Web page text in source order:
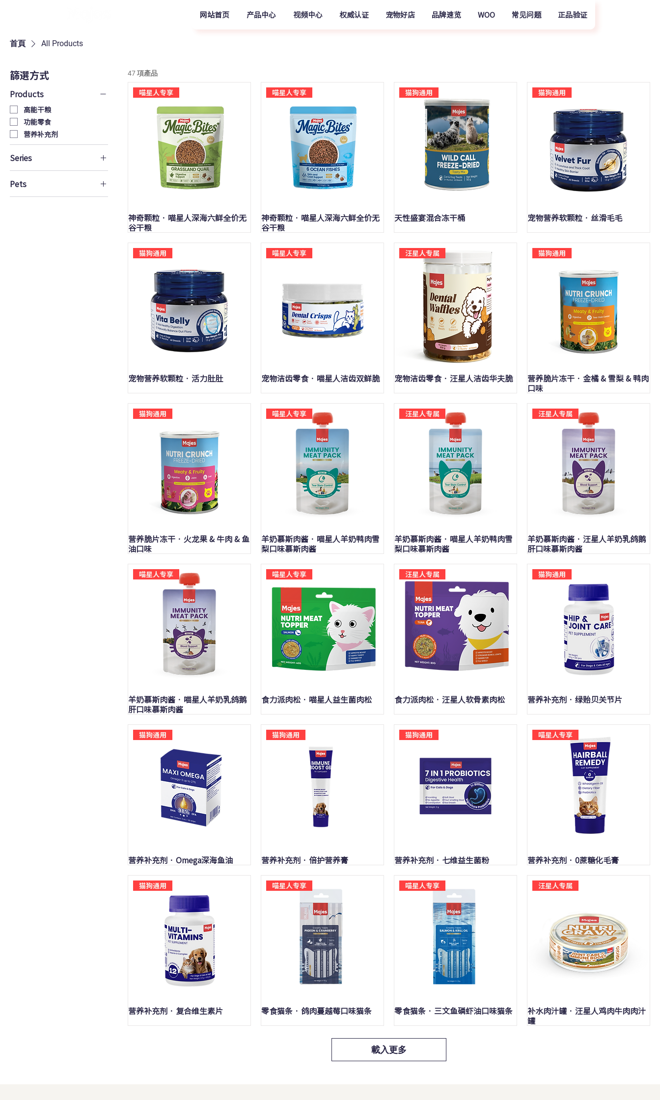
网站首页 产品中心 视频中心 权威认证 宠物好店 品牌速览 WOO 常见问题 正品验证
首頁 All Products
篩選方式
Products
高能干粮
功能零食
营养补充剂
Series
臻享蛋白全价干粮
冻干盛宴全价干粮
羊奶慕斯肉酱
Pets
喵星人专享
47 項產品
快速瀏覽
喵星人专享
神奇颗粒 · 喵星人深海六鲜全价无
谷干粮
快速瀏覽
喵星人专享
神奇颗粒 · 喵星人深海六鲜全价无
谷干粮
快速瀏覽
猫狗通用
天性盛宴混合冻干桶 快速瀏覽
猫狗通用
宠物营养软颗粒 · 丝滑毛毛
快速瀏覽
猫狗通用
宠物营养软颗粒 · 活力肚肚 快速瀏覽
喵星人专享
宠物洁齿零食 · 喵星人洁齿双鲜脆 快速瀏覽
汪星人专属
宠物洁齿零食 · 汪星人洁齿华夫脆 快速瀏覽
猫狗通用
营养脆片冻干 · 金橘 & 雪梨 & 鸭肉
口味
快速瀏覽
猫狗通用
营养脆片冻干 · 火龙果 & 牛肉 & 鱼
油口味
快速瀏覽
喵星人专享
羊奶慕斯肉酱 · 喵星人羊奶鸭肉雪
梨口味慕斯肉酱
快速瀏覽
汪星人专属
羊奶慕斯肉酱 · 喵星人羊奶鸭肉雪
梨口味慕斯肉酱
快速瀏覽
汪星人专属
羊奶慕斯肉酱 · 汪星人羊奶乳鸽鹅
肝口味慕斯肉酱
快速瀏覽
喵星人专享
羊奶慕斯肉酱 · 喵星人羊奶乳鸽鹅
肝口味慕斯肉酱
快速瀏覽
喵星人专享
食力派肉松 · 喵星人益生菌肉松 快速瀏覽
汪星人专属
食力派肉松 · 汪星人软骨素肉松 快速瀏覽
猫狗通用
营养补充剂 · 绿贻贝关节片
快速瀏覽
猫狗通用
营养补充剂 · Omega深海鱼油 快速瀏覽
猫狗通用
营养补充剂 · 倍护营养膏 快速瀏覽
猫狗通用
营养补充剂 · 七维益生菌粉 快速瀏覽
喵星人专享
营养补充剂 · 0蔗糖化毛膏
快速瀏覽
猫狗通用
营养补充剂 · 复合维生素片 快速瀏覽
喵星人专享
零食猫条 · 鸽肉蔓越莓口味猫条 快速瀏覽
喵星人专享
零食猫条 · 三文鱼磷虾油口味猫条 快速瀏覽
汪星人专属
补水肉汁罐 · 汪星人鸡肉牛肉肉汁
罐
載入更多